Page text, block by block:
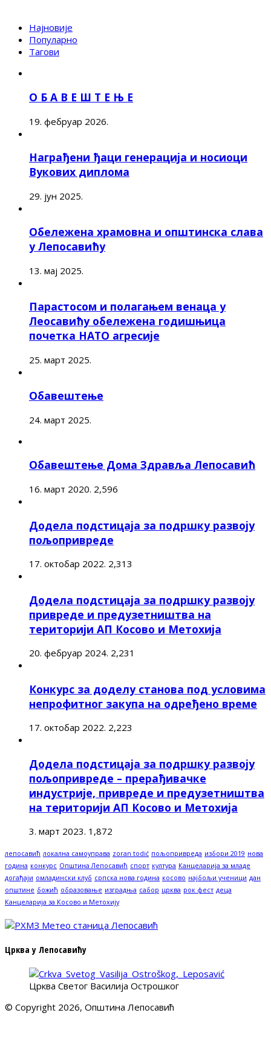
Најновије
Популарно
Тагови
О Б А В Е Ш Т Е Њ Е
19. фебруар 2026.
Награђени ђаци генерација и носиоци
Вукових диплома
29. јун 2025.
Обележена храмовна и општинска слава
у Лепосавићу
13. мај 2025.
Парастосом и полагањем венаца у
Леосавићу обележена годишњица
почетка НАТО агресије
25. март 2025.
Обавештење
24. март 2025.
Обавештење Дома Здравља Лепосавић
16. март 2020. 2,596
Додела подстицаја за подршку развоју
пољопривреде
17. октобар 2022. 2,313
Додела подстицаја за подршку развоју
привреде и предузетништва на
територији АП Косово и Метохија
20. фебруар 2024. 2,231
Конкурс за доделу станова под условима
непрофитног закупа на одређено време
17. октобар 2022. 2,223
Додела подстицаја за подршку развоју
пољопривреде – прерађивачке
индустрије, привреде и предузетништва
на територији АП Косово и Метохија
3. март 2023. 1,872
лепосавић локална самоуправа zoran todić пољопривреда избори 2019 нова
година конкурс Општина Лепосавић спорт култура Канцеларија за младе
догађаји омладински клуб српска нова година косово најбољи ученици дан
општине божић образовање изградња сабор црква рок фест деца
Канцеларија за Косово и Метохију
Црква у Лепосавићу
Црква Светог Василија Острошког
© Copyright 2026, Општина Лепосавић